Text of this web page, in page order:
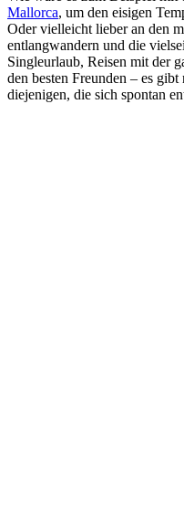
Mallorca, um den eisigen
Oder vielleicht lieber an den
entlangwandern und die
Singleurlaub, Reisen mit der
den besten Freunden – es
diejenigen, die sich spontan